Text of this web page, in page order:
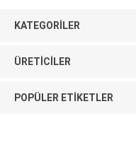
KATEGORILER
ÜRETICILER
POPÜLER ETIKETLER